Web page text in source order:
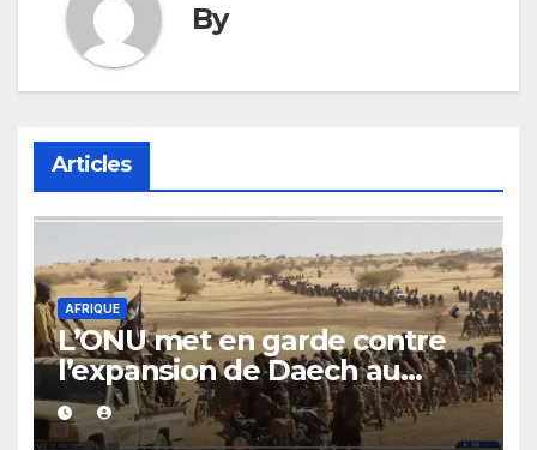
By
Articles
AFRIQUE
L’ONU met en garde contre
l’expansion de Daech au
Sahel et dans le bassin du lac
Tchad